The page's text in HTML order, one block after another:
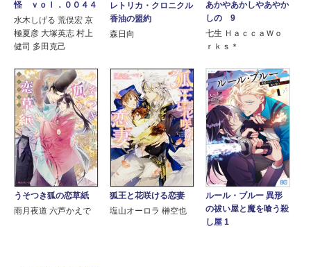
怪 ｖｏｌ．００４４
水木しげる 荒俣宏 京
極夏彦 大塚英志 村上
健司 多田克己
レトリカ・クロニクル
香油の盟約
森日向
あかやあかしやあやか
しの 9
七生 ＨａｃｃａＷｏ
ｒｋｓ＊
うそつき狐の恋草紙
雨月夜道 六芦かえで
狐王と花咲ける恋妻
塩山オーロラ 榊空也
ルール・ブルー 異形
の祓い屋と魔を喰う殺
し屋 1